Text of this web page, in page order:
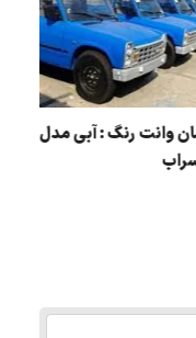
مزایده نیسان وانت رنگ
90 در شهر سراب